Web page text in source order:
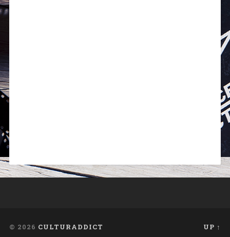
© 2026 CULTURADDICT UP ↑